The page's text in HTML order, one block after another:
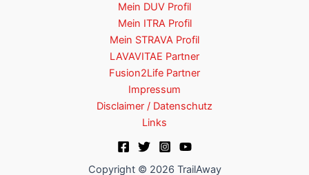
Mein DUV Profil
Mein ITRA Profil
Mein STRAVA Profil
LAVAVITAE Partner
Fusion2Life Partner
Impressum
Disclaimer / Datenschutz
Links
Copyright © 2026 TrailAway